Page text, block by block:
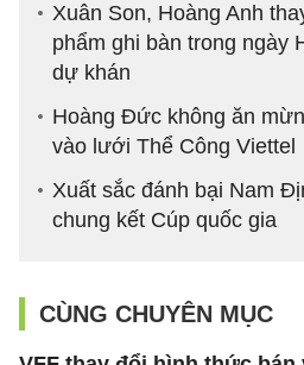
Xuân Son, Hoàng Anh
phẩm ghi bàn trong ngày
dự khán
Hoàng Đức không ăn
vào lưới Thể Công Viettel
Xuất sắc đánh bại Nam
chung kết Cúp quốc gia
CÙNG CHUYÊN MỤC